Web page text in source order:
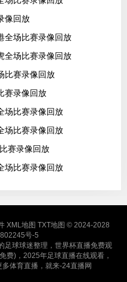
像回放
全场比赛录像回放
全场比赛录像回放
比赛录像回放
赛录像回放
场比赛录像回放
场比赛录像回放
赛录像回放
场比赛录像回放
XML地图 TXT地图 © 2024-2028
号-5
足球球迷整理，世界杯直播免费观
费)，2025年足球直播在线观看，
体育直播，就来-24直播网